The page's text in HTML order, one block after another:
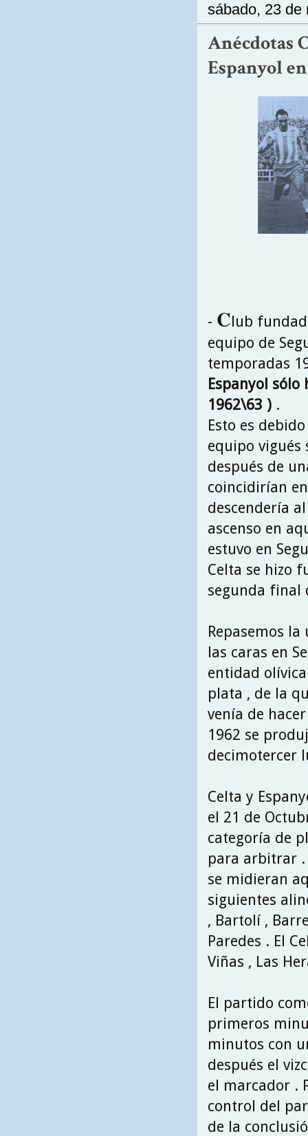
sábado, 23 de
Anécdotas
Espanyol en
- Club
equipo de
temporadas
Espanyol
1962\63 ) .
Esto es
equipo vigués
después de
coincidirían
descendería
ascenso en
estuvo en
Celta se hizo
segunda final
Repasemos
las caras en
entidad
plata , de la
venía de
1962 se
decimotercer
Celta y
el 21 de
categoría de
para arbitrar .
se midieran
siguientes
, Bartolí ,
Paredes . El
Viñas , Las
El partido
primeros
minutos con
después el
el marcador .
control del
de la